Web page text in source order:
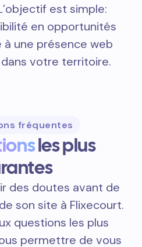
est simple:
en opportunités
une présence web
votre territoire.
fréquentes
les plus
des doutes avant de
son site à Flixecourt.
questions les plus
permettre de vous